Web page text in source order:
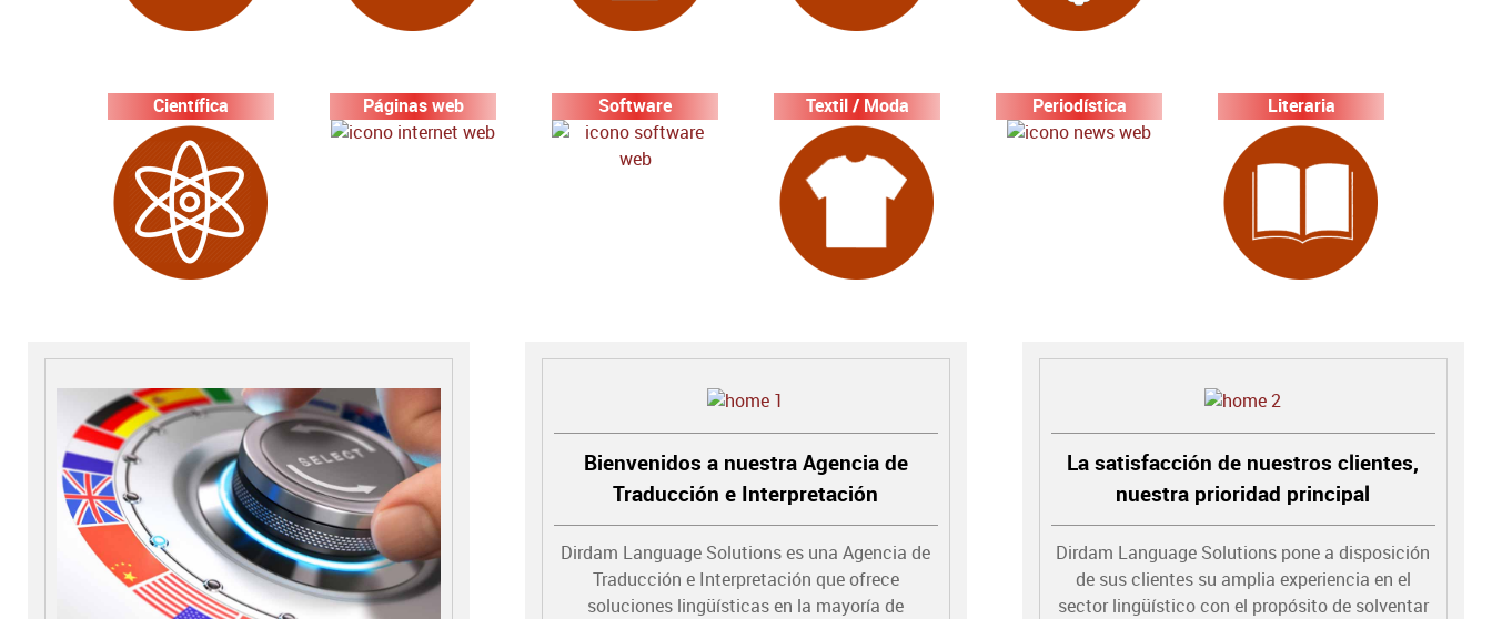
Científica Páginas web Software Textil / Moda Periodística Literaria
Bienvenidos a nuestra Agencia de
Traducción e Interpretación
Dirdam Language Solutions es una Agencia de
Traducción e Interpretación que ofrece
soluciones lingüísticas en la mayoría de
La satisfacción de nuestros clientes,
nuestra prioridad principal
Dirdam Language Solutions pone a disposición
de sus clientes su amplia experiencia en el
sector lingüístico con el propósito de solventar